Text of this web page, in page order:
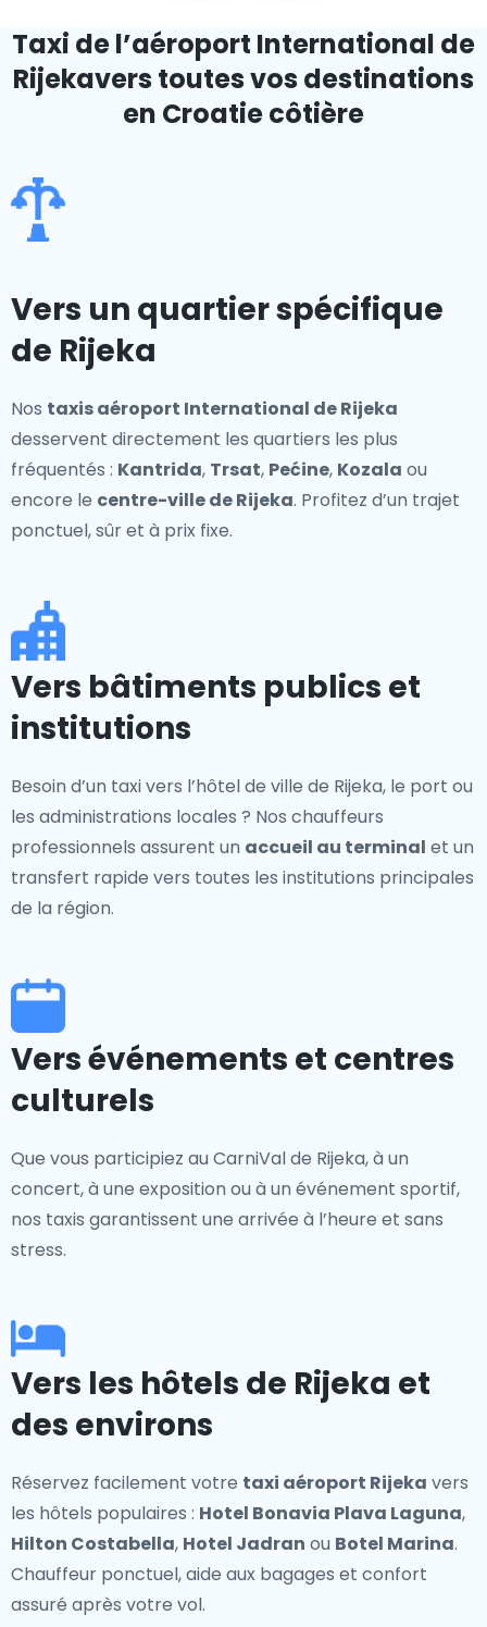
Taxi de l’aéroport International de
Rijekavers toutes vos destinations
en Croatie côtière
Vers un quartier spécifique
de Rijeka
Nos taxis aéroport International de Rijeka
desservent directement les quartiers les plus
fréquentés : Kantrida, Trsat, Pećine, Kozala ou
encore le centre-ville de Rijeka. Profitez d’un trajet
ponctuel, sûr et à prix fixe.
Vers bâtiments publics et
institutions
Besoin d’un taxi vers l’hôtel de ville de Rijeka, le port ou
les administrations locales ? Nos chauffeurs
professionnels assurent un accueil au terminal et un
transfert rapide vers toutes les institutions principales
de la région.
Vers événements et centres
culturels
Que vous participiez au CarniVal de Rijeka, à un
concert, à une exposition ou à un événement sportif,
nos taxis garantissent une arrivée à l’heure et sans
stress.
Vers les hôtels de Rijeka et
des environs
Réservez facilement votre taxi aéroport Rijeka vers
les hôtels populaires : Hotel Bonavia Plava Laguna,
Hilton Costabella, Hotel Jadran ou Botel Marina.
Chauffeur ponctuel, aide aux bagages et confort
assuré après votre vol.